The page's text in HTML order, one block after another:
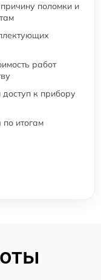
поломки и
работ
к прибору
по итогам